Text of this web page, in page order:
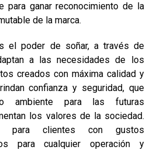
para ganar reconocimiento de la
de la marca.
el poder de soñar, a través de
a las necesidades de los
creados con máxima calidad y
confianza y seguridad, que
ambiente para las futuras
los valores de la sociedad.
para clientes con gustos
para cualquier operación y